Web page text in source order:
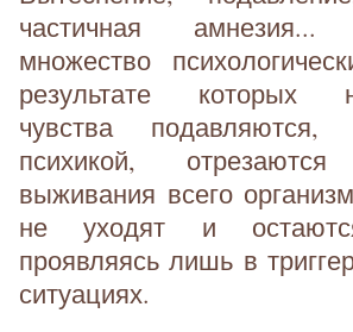
частичная амнезия...
множество
результате которых
чувства подавляются,
психикой,
выживания всего
не уходят и
проявляясь лишь в
ситуациях.